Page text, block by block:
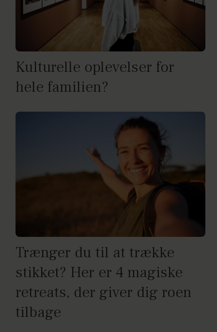
Kulturelle oplevelser for
hele familien?
Trænger du til at trække
stikket? Her er 4 magiske
retreats, der giver dig roen
tilbage